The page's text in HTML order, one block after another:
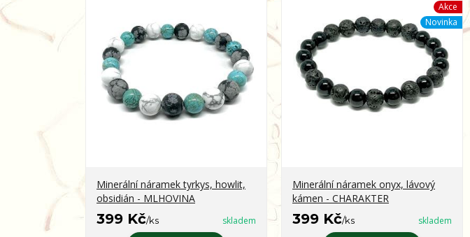
Minerální náramek tyrkys, howlit,
obsidián - MLHOVINA
399 Kč/ks skladem
Akce
Novinka
Minerální náramek onyx, lávový
kámen - CHARAKTER
399 Kč/ks skladem